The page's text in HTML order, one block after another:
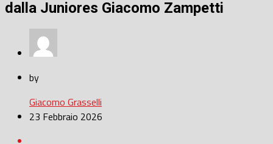
dalla Juniores Giacomo Zampetti
by
Giacomo Grasselli
23 Febbraio 2026